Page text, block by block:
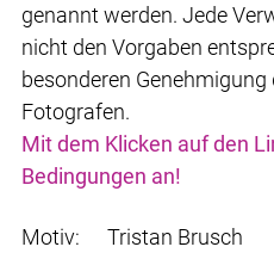
genannt werden. Jede
nicht den Vorgaben
besonderen
Fotografen.
Mit dem Klicken auf den
Bedingungen an!
Motiv:
Tristan Brusch